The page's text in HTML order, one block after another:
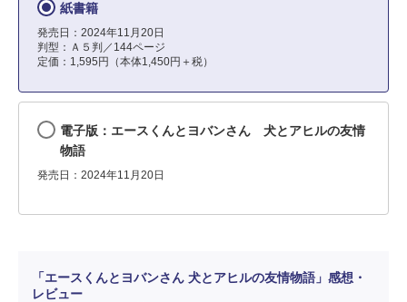
紙書籍
発売日：2024年11月20日
判型：Ａ５判／144ページ
定価：1,595円（本体1,450円＋税）
電子版：エースくんとヨバンさん 犬とアヒルの友情
物語
発売日：2024年11月20日
「エースくんとヨバンさん 犬とアヒルの友情物語」感想・
レビュー